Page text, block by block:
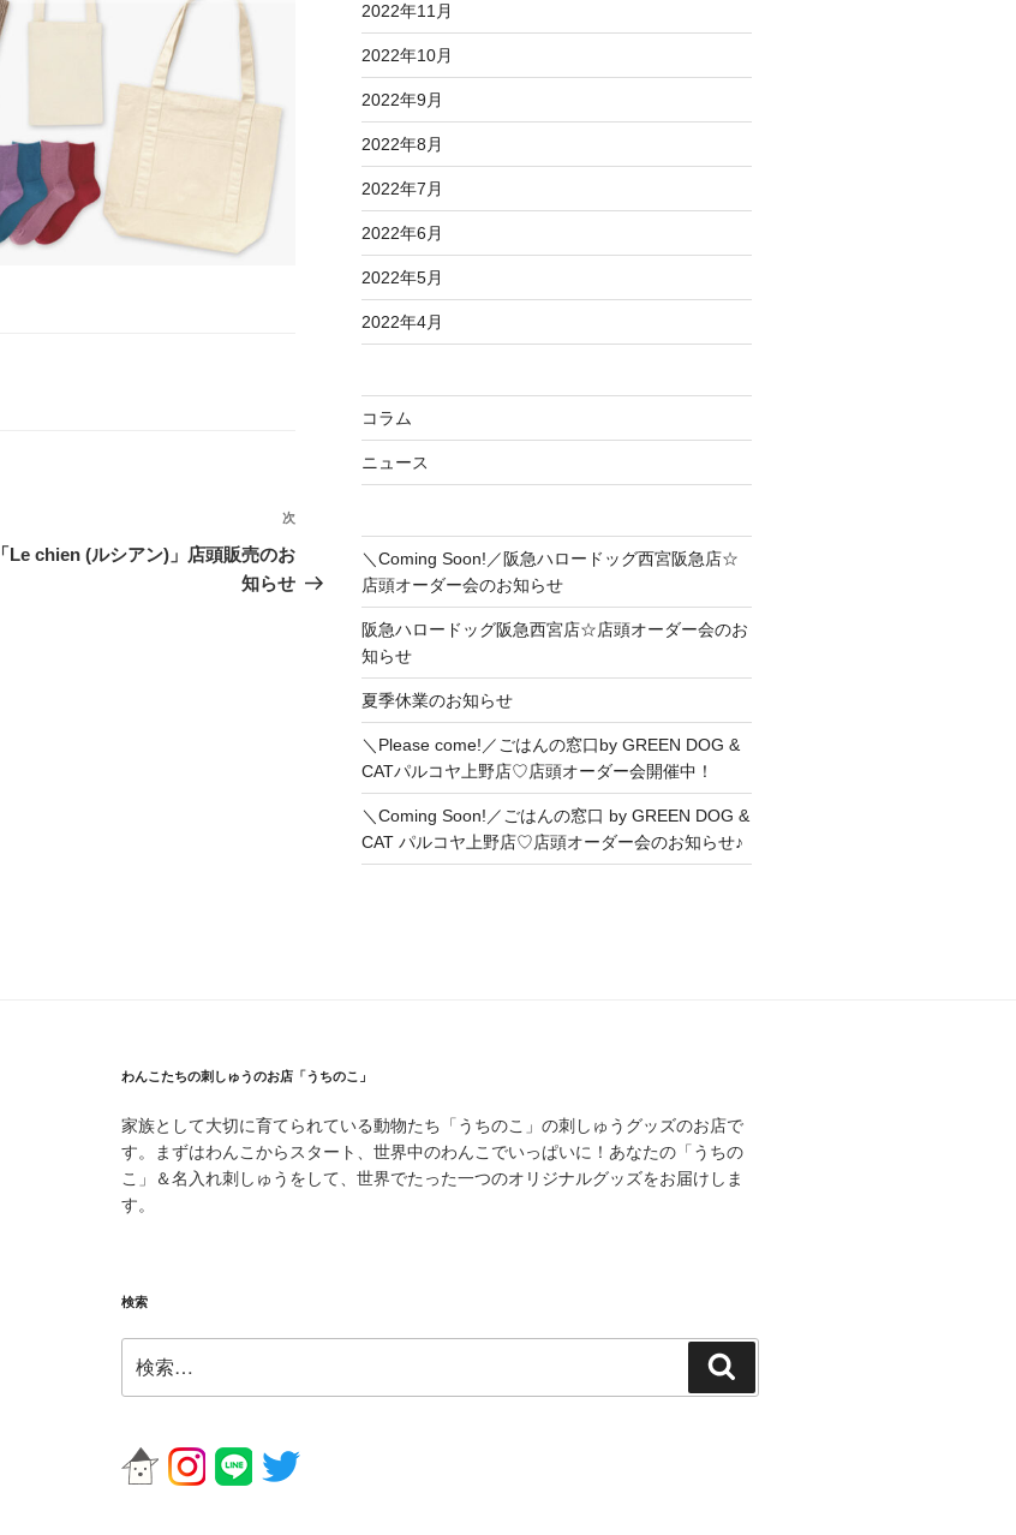
次
の
投
次
「Le chien (ルシアン)」店頭販売のお
知らせ
2022年11月
2022年10月
2022年9月
2022年8月
2022年7月
2022年6月
2022年5月
2022年4月
コラム
ニュース
＼Coming Soon!／阪急ハロードッグ西宮阪急店☆
店頭オーダー会のお知らせ
阪急ハロードッグ阪急西宮店☆店頭オーダー会のお
知らせ
夏季休業のお知らせ
＼Please come!／ごはんの窓口by GREEN DOG &
CATパルコヤ上野店♡店頭オーダー会開催中！
＼Coming Soon!／ごはんの窓口 by GREEN DOG &
CAT パルコヤ上野店♡店頭オーダー会のお知らせ♪
わんこたちの刺しゅうのお店「うちのこ」
家族として大切に育てられている動物たち「うちのこ」の刺しゅうグッズのお店で
す。まずはわんこからスタート、世界中のわんこでいっぱいに！あなたの「うちの
こ」＆名入れ刺しゅうをして、世界でたった一つのオリジナルグッズをお届けしま
す。
検索
索:
索